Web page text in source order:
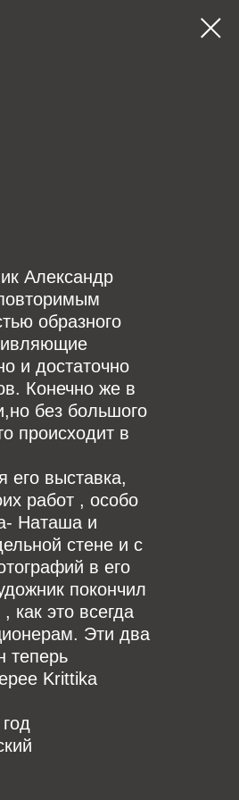
Александр
образного
и достаточно
Конечно же в
без большого
происходит в
его выставка,
работ , особо
Наташа и
стене и с
в его
покончил
как это всегда
Эти два
теперь
Krittika